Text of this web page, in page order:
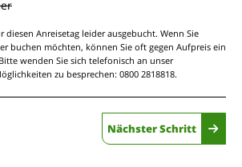
diesen Anreisetag leider ausgebucht. Wenn Sie
buchen möchten, können Sie oft gegen Aufpreis ein
wenden Sie sich telefonisch an unser
zu besprechen: 0800 2818818.
Nächster Schritt